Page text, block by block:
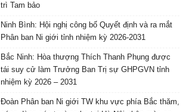
trì Tam bảo
Ninh Bình: Hội nghị công bố Quyết định và ra mắt
Phân ban Ni giới tỉnh nhiệm kỳ 2026-2031
Bắc Ninh: Hòa thượng Thích Thanh Phụng được
tái suy cử làm Trưởng Ban Trị sự GHPGVN tỉnh
nhiệm kỳ 2026 – 2031
Đoàn Phân ban Ni giới TW khu vực phía Bắc thăm,